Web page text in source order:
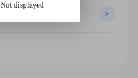
0.33% >
Not displayed